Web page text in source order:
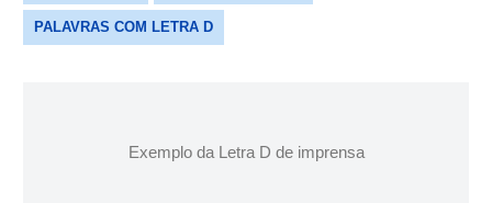
PALAVRAS COM LETRA D
Exemplo da Letra D de imprensa